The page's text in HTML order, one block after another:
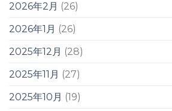
2026年2月 (26)
2026年1月 (26)
2025年12月 (28)
2025年11月 (27)
2025年10月 (19)